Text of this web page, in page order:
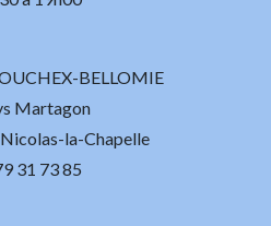
BELLOMIE
Martagon
la-Chapelle
31 73 85